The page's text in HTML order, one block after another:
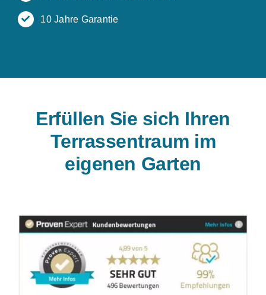
10 Jahre Garantie
Erfüllen Sie sich Ihren
Terrassentraum im
eigenen Garten